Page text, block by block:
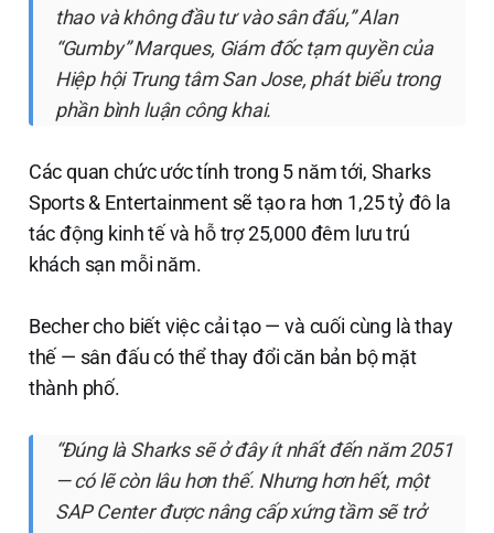
thao và không đầu tư vào sân đấu,” Alan
“Gumby” Marques, Giám đốc tạm quyền của
Hiệp hội Trung tâm San Jose, phát biểu trong
phần bình luận công khai.
Các quan chức ước tính trong 5 năm tới, Sharks
Sports & Entertainment sẽ tạo ra hơn 1,25 tỷ đô la
tác động kinh tế và hỗ trợ 25,000 đêm lưu trú
khách sạn mỗi năm.
Becher cho biết việc cải tạo — và cuối cùng là thay
thế — sân đấu có thể thay đổi căn bản bộ mặt
thành phố.
“Đúng là Sharks sẽ ở đây ít nhất đến năm 2051
— có lẽ còn lâu hơn thế. Nhưng hơn hết, một
SAP Center được nâng cấp xứng tầm sẽ trở